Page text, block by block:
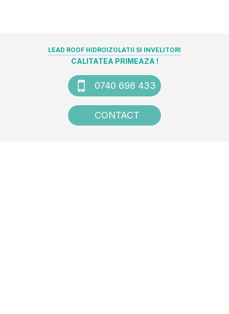
LEAD ROOF HIDROIZOLATII SI INVELITORI
CALITATEA PRIMEAZA !
0740 698 433
CONTACT